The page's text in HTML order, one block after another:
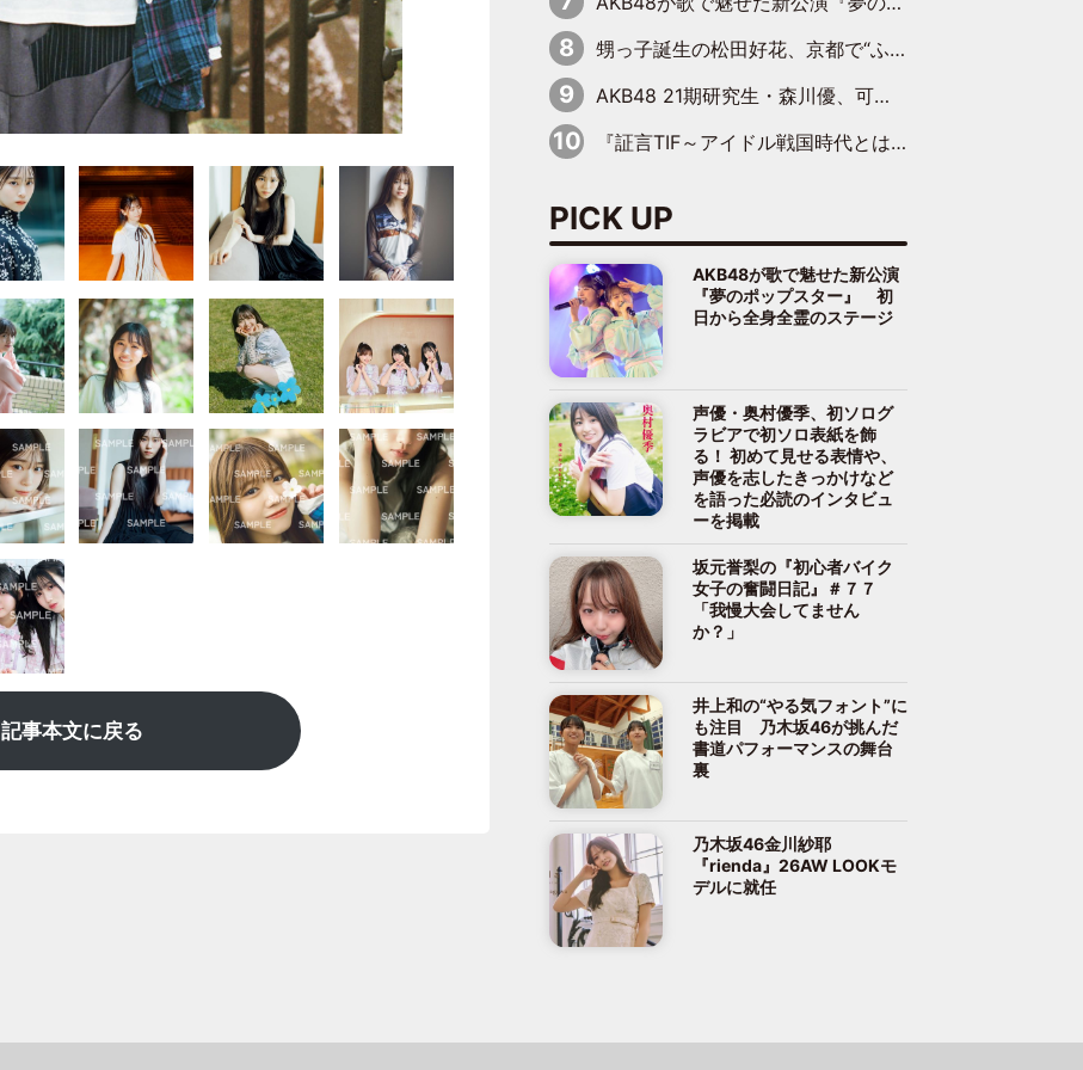
記事本文に戻る
甥っ子誕生の松田好花、京都で“ふたつの家族”をはしご！ “母”黒谷友香に見送られ、“父”松岡昌宏とはハシゴ酒
AKB48 21期研究生・森川優、可愛さもある大人の女性に
『証言TIF～アイドル戦国時代とはなんだったのか～』第10回：さくら学院・武藤彩未×飯田らうら「正直、中3で辞めるというのを信じてなくて。そう言われてはいたけど、嘘でしょって」
PICK UP
AKB48が歌で魅せた新公演
『夢のポップスター』 初
日から全身全霊のステージ
声優・奥村優季、初ソログ
ラビアで初ソロ表紙を飾
る！ 初めて見せる表情や、
声優を志したきっかけなど
を語った必読のインタビュ
ーを掲載
坂元誉梨の『初心者バイク
女子の奮闘日記』＃７７
「我慢大会してません
か？」
井上和の“やる気フォント”に
も注目 乃木坂46が挑んだ
書道パフォーマンスの舞台
裏
乃木坂46金川紗耶
『rienda』26AW LOOKモ
デルに就任